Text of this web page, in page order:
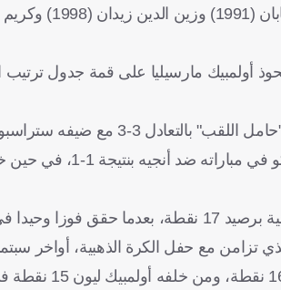
من ناحية أخرى، اكتفى فريق باريس
ووفقا لهذه النتائج، يحل بي إس جي في المرتبة
تزامن مع حفل الكرة الذهبية، أواخر
وفي المركز